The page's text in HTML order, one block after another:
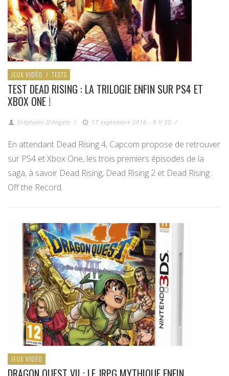
JEUX VIDÉO / TESTS
TEST DEAD RISING : LA TRILOGIE ENFIN SUR PS4 ET
XBOX ONE !
Stéphane D'Angelo / 17 septembre 2016 - 9 h 30 /
En attendant Dead Rising 4, Capcom propose de retrouver
sur PS4 et Xbox One, les trois premiers épisodes de la
saga, à savoir Dead Rising, Dead Rising 2 et Dead Rising :
Off the Record.
JEUX VIDÉO